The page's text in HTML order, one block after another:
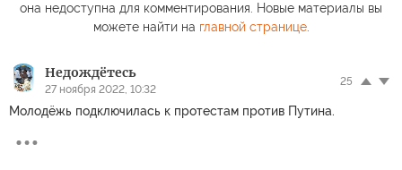
она недоступна для комментирования. Новые материалы вы
можете найти на главной странице.
Недождётесь
27 ноября 2022, 10:32
25
Молодёжь подключилась к протестам против Путина.